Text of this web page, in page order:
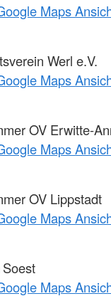
Maps
Werl e.V.
Maps
OV Erwitte-
Maps
OV Lippstadt
Maps
Maps